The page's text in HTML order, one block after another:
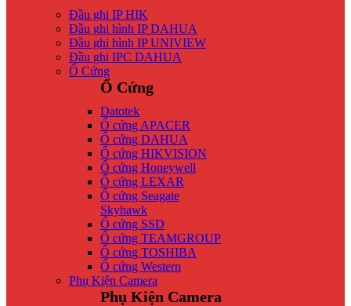
Đầu ghi IP HIK
Đầu ghi hình IP DAHUA
Đầu ghi hình IP UNIVIEW
Đầu ghi IPC DAHUA
Ổ Cứng
Ổ Cứng
Datotek
Ổ cứng APACER
Ổ cứng DAHUA
Ổ cứng HIKVISION
Ổ cứng Honeywell
Ổ cứng LEXAR
Ổ cứng Seagate
Skyhawk
Ổ cứng SSD
Ổ cứng TEAMGROUP
Ổ cứng TOSHIBA
Ổ cứng Western
Phụ Kiện Camera
Phụ Kiện Camera